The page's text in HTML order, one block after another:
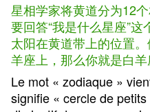
星相学家将黄道分为12
要回答“我是什么星座”
太阳在黄道带上的位置
羊座上，那么你就是白羊
Le mot « zodiaque »
signifie « cercle de